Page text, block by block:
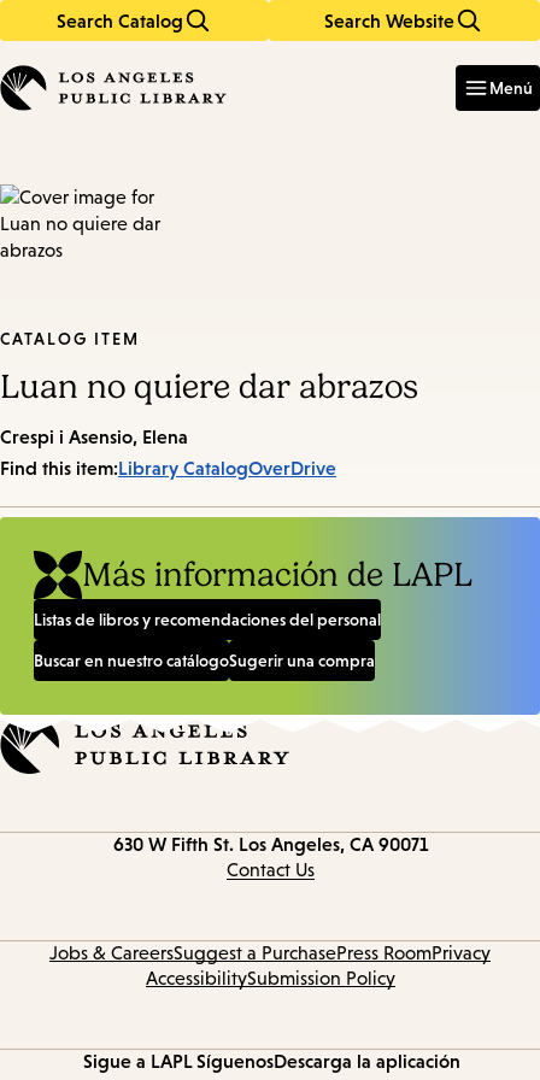
Search Catalog Search Website
in
keywords
Menú
CATALOG ITEM
Luan no quiere dar abrazos
Crespi i Asensio, Elena
Find this item:Library CatalogOverDrive
Más información de LAPL
Listas de libros y recomendaciones del personal
Buscar en nuestro catálogoSugerir una compra
630 W Fifth St. Los Angeles, CA 90071
Contact Us
Jobs & CareersSuggest a PurchasePress RoomPrivacy
AccessibilitySubmission Policy
Sigue a LAPLSíguenosDescarga la aplicación